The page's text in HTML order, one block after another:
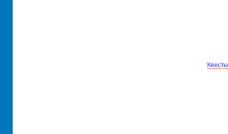
Квесты